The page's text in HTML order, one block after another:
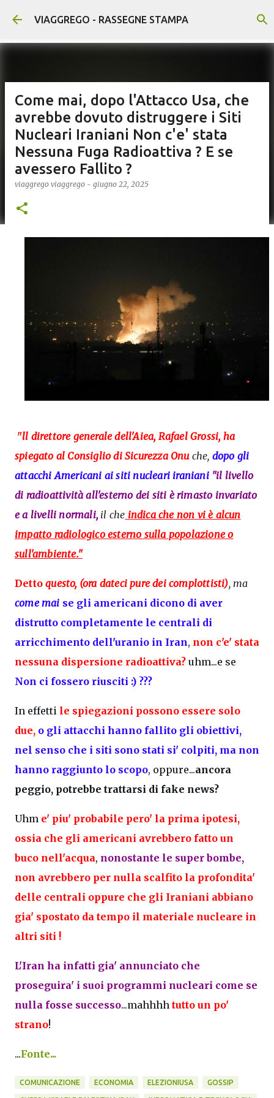
Passa ai contenuti principali
VIAGGREGO - RASSEGNE STAMPA
Come mai, dopo l'Attacco Usa, che
avrebbe dovuto distruggere i Siti
Nucleari Iraniani Non c'e' stata
Nessuna Fuga Radioattiva ? E se
avessero Fallito ?
viaggrego viaggrego - giugno 22, 2025
"ll direttore generale dell'Aiea, Rafael Grossi, ha
spiegato al Consiglio di Sicurezza Onu che, dopo gli
attacchi Americani ai siti nucleari iraniani "il livello
di radioattività all'esterno dei siti è rimasto invariato
e a livelli normali, il che indica che non vi è alcun
impatto radiologico esterno sulla popolazione o
sull'ambiente."
Detto questo, (ora dateci pure dei complottisti), ma
come mai se gli americani dicono di aver
distrutto completamente le centrali di
arricchimento dell'uranio in Iran, non c'e' stata
nessuna dispersione radioattiva? uhm...e se
Non ci fossero riusciti :) ???
In effetti le spiegazioni possono essere solo
due, o gli attacchi hanno fallito gli obiettivi,
nel senso che i siti sono stati si' colpiti, ma non
hanno raggiunto lo scopo, oppure...ancora
peggio, potrebbe trattarsi di fake news?
Uhm e' piu' probabile pero' la prima ipotesi,
ossia che gli americani avrebbero fatto un
buco nell'acqua, nonostante le super bombe,
non avrebbero per nulla scalfito la profondita'
delle centrali oppure che gli Iraniani abbiano
gia' spostato da tempo il materiale nucleare in
altri siti !
L'Iran ha infatti gia' annunciato che
proseguira' i suoi programmi nucleari come se
nulla fosse successo...mahhhh tutto un po'
strano!
...Fonte...
COMUNICAZIONE ECONOMIA ELEZIONIUSA GOSSIP